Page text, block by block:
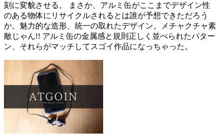
刻に変貌させる。 まさか、アルミ缶がここまでデザイン性
のある物体にリサイクルされるとは誰が予想できただろう
か。魅力的な造形、統一の取れたデザイン。メチャクチャ素
敵じゃん!! アルミ缶の金属感と規則正しく並べられたパター
ン、それらがマッチしてスゴイ作品になっちゃった。